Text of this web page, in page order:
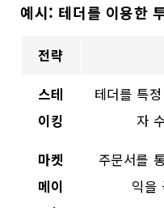
예시: 테더를 이용한
전략
스테
이킹
테더를 특
자
마켓
메이
주문서를
익을